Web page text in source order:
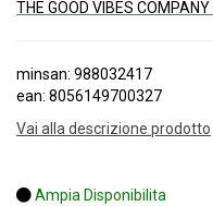
THE GOOD VIBES COMPANY
minsan: 988032417
ean: 8056149700327
Vai alla descrizione prodotto
Ampia Disponibilita